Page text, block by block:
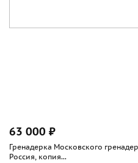
63 000 ₽
Гренадерка Московского
Россия, копия...